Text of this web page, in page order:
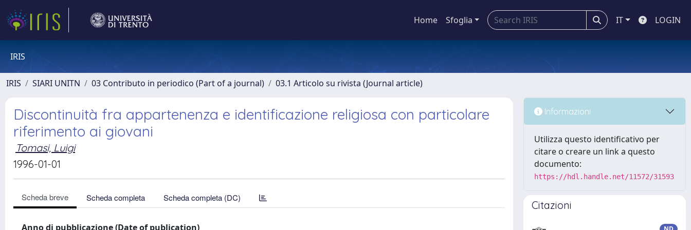
Home Sfoglia IT LOGIN
IRIS
IRIS SIARI UNITN 03 Contributo in periodico (Part of a journal) 03.1 Articolo su rivista (Journal article)
Discontinuità fra appartenenza e identificazione religiosa con particolare
riferimento ai giovani
Tomasi, Luigi
1996-01-01
Scheda breve Scheda completa Scheda completa (DC)
Anno di pubblicazione (Date of publication)
Informazioni
Utilizza questo identificativo per
citare o creare un link a questo
documento:
https://hdl.handle.net/11572/31593
Citazioni